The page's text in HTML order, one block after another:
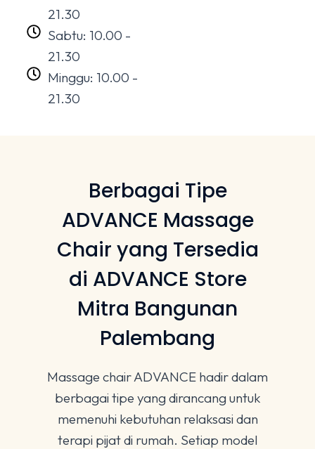
21.30
Sabtu: 10.00 -
21.30
Minggu: 10.00 -
21.30
Berbagai Tipe
ADVANCE Massage
Chair yang Tersedia
di ADVANCE Store
Mitra Bangunan
Palembang
Massage chair ADVANCE hadir dalam
berbagai tipe yang dirancang untuk
memenuhi kebutuhan relaksasi dan
terapi pijat di rumah. Setiap model